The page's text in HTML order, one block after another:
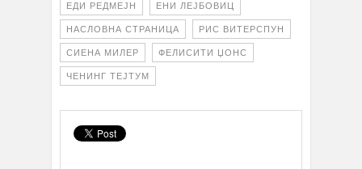
ЕДИ РЕДМЕЈН ЕНИ ЛЕЈБОВИЦ
НАСЛОВНА СТРАНИЦА РИС ВИТЕРСПУН
СИЕНА МИЛЕР ФЕЛИСИТИ ЏОНС
ЧЕНИНГ ТЕЈТУМ